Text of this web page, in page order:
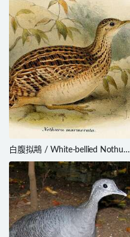
白腹拟䳍 / White-bellied Nothura
/ Nothura boraquira